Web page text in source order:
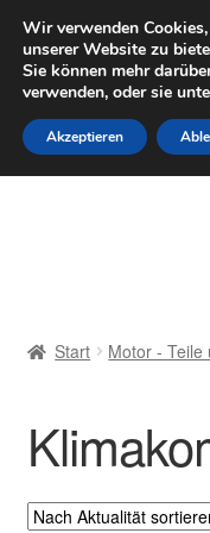
Mo–Fr
Zur
Navigation
springen
Zum
Inhalt
springen
Datenschutz-
Impressum
Start Motor -
Wir verwenden
unserer Website zu
Sie können mehr
verwenden, oder sie
Akzeptieren